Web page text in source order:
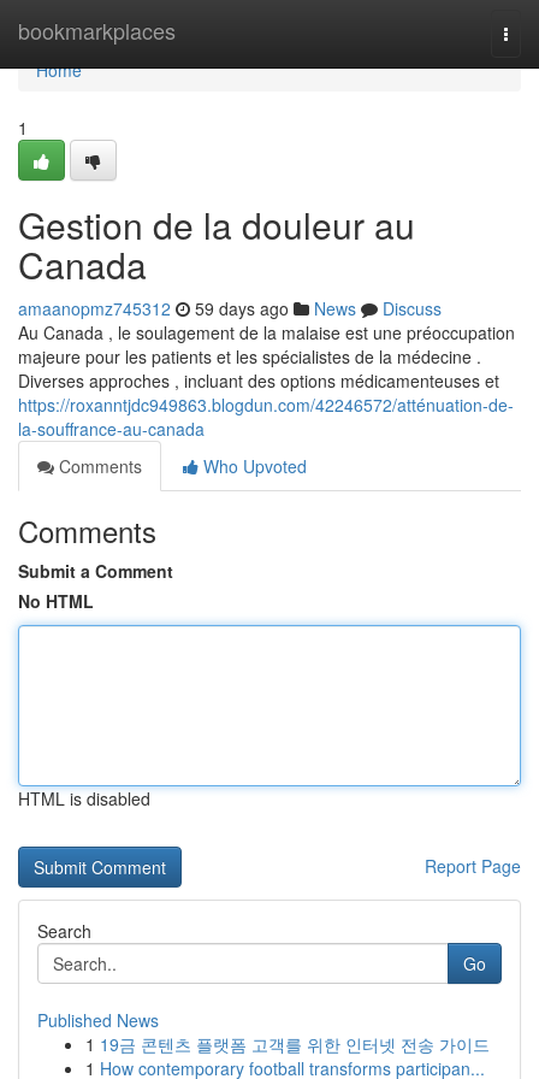
bookmarkplaces
Home
Home
1
Gestion de la douleur au
Canada
amaanopmz745312 59 days ago News
Discuss
Au Canada , le soulagement de la malaise est une préoccupation
majeure pour les patients et les spécialistes de la médecine .
Diverses approches , incluant des options médicamenteuses et
https://roxanntjdc949863.blogdun.com/42246572/atténuation-de-
la-souffrance-au-canada
Comments
Who Upvoted
Comments
Submit a Comment
No HTML
HTML is disabled
Report Page
Search
Go
Published News
1 19금 콘텐츠 플랫폼 고객를 위한 인터넷 전송 가이드
1 How contemporary football transforms participan...